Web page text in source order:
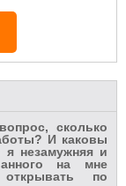
сколько
И каковы
я незамужняя и
на мне
по